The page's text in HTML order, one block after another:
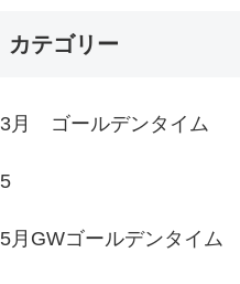
カテゴリー
3月 ゴールデンタイム
5
5月GWゴールデンタイム